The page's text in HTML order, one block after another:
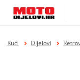
Kući Dijelovi